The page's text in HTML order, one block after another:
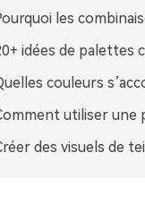
les
idées de palettes
couleurs
utiliser une
des visuels de